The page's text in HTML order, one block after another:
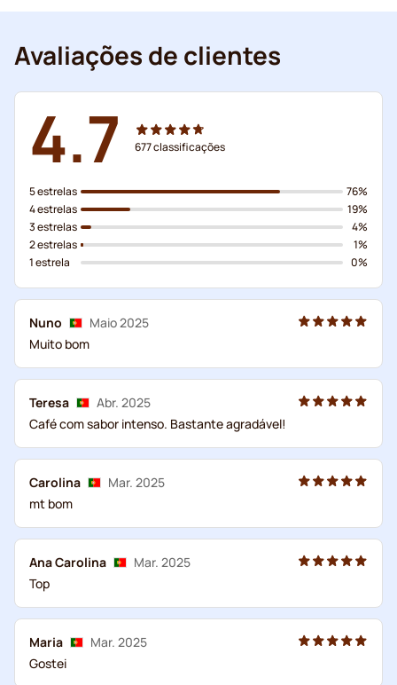
Avaliações de clientes
4.7 677classificações
5 estrelas
4 estrelas
3 estrelas
2 estrelas
1 estrela
76%
19%
4%
1%
0%
Nuno
Maio 2025
Muito bom
Teresa
Abr. 2025
Café com sabor intenso. Bastante agradável!
Carolina
Mar. 2025
mt bom
Ana Carolina
Mar. 2025
Top
Maria
Mar. 2025
Gostei